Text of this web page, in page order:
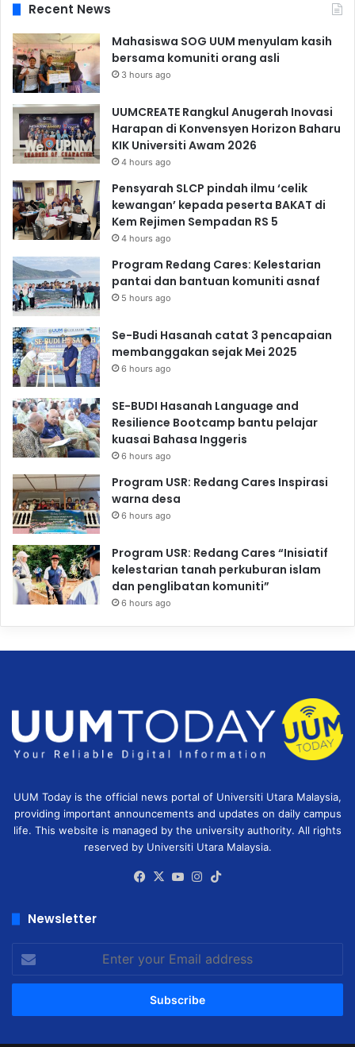
Recent News
Mahasiswa SOG UUM menyulam kasih
bersama komuniti orang asli
3 hours ago
UUMCREATE Rangkul Anugerah Inovasi
Harapan di Konvensyen Horizon Baharu
KIK Universiti Awam 2026
4 hours ago
Pensyarah SLCP pindah ilmu ‘celik
kewangan’ kepada peserta BAKAT di
Kem Rejimen Sempadan RS 5
4 hours ago
Program Redang Cares: Kelestarian
pantai dan bantuan komuniti asnaf
5 hours ago
Se-Budi Hasanah catat 3 pencapaian
membanggakan sejak Mei 2025
6 hours ago
SE-BUDI Hasanah Language and
Resilience Bootcamp bantu pelajar
kuasai Bahasa Inggeris
6 hours ago
Program USR: Redang Cares Inspirasi
warna desa
6 hours ago
Program USR: Redang Cares “Inisiatif
kelestarian tanah perkuburan islam
dan penglibatan komuniti”
6 hours ago
UUM Today is the official news portal of Universiti Utara Malaysia,
providing important announcements and updates on daily campus
life. This website is managed by the university authority. All rights
reserved by Universiti Utara Malaysia.
Facebook
X YouTubeInstagram
Newsletter
Enter
your
Email